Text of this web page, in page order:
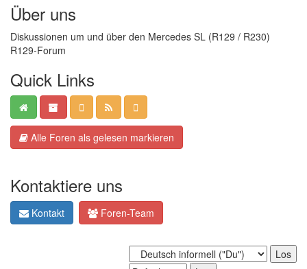
Über uns
Diskussionen um und über den Mercedes SL (R129 / R230)
R129-Forum
Quick Links
Alle Foren als gelesen markieren
Kontaktiere uns
Kontakt Foren-Team